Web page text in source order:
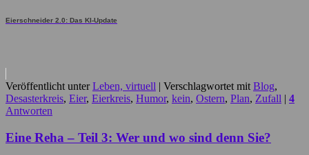
Eierschneider 2.0: Das KI-Update
Veröffentlicht unter Leben, virtuell | Verschlagwortet mit Blog,
Desasterkreis, Eier, Eierkreis, Humor, kein, Ostern, Plan, Zufall | 4
Antworten
Eine Reha – Teil 3: Wer und wo sind denn Sie?